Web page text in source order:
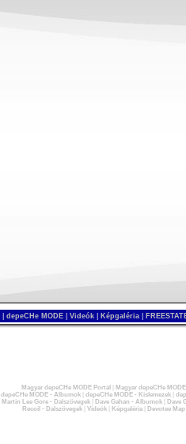
depeCHe MODE Videók Képgaléria
Magyar depeCHe MODE Portál
Magyar depeCHe
depeCHe MODE - Albumok| depeCHe MODE - Kislemezek|
Martin Lee Gore - Dalszövegek| Dave Gahan - Albumok|
Dave
Recoil - Dalszövegek| Videók| Képgaléria| Devotee Map